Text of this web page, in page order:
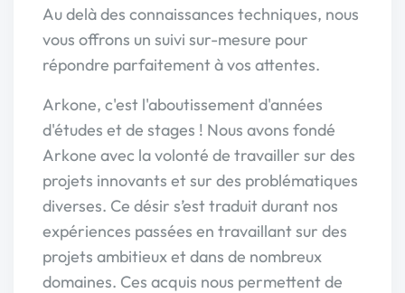
Au delà des connaissances techniques, nous
vous offrons un suivi sur-mesure pour
répondre parfaitement à vos attentes.
Arkone, c'est l'aboutissement d'années
d'études et de stages ! Nous avons fondé
Arkone avec la volonté de travailler sur des
projets innovants et sur des problématiques
diverses. Ce désir s’est traduit durant nos
expériences passées en travaillant sur des
projets ambitieux et dans de nombreux
domaines. Ces acquis nous permettent de